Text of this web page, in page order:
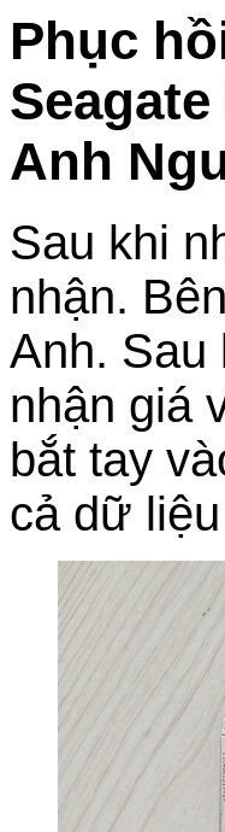
Phục
Anh
Sau khi
nhận.
Anh. Sau
nhận giá
bắt tay
cả dữ